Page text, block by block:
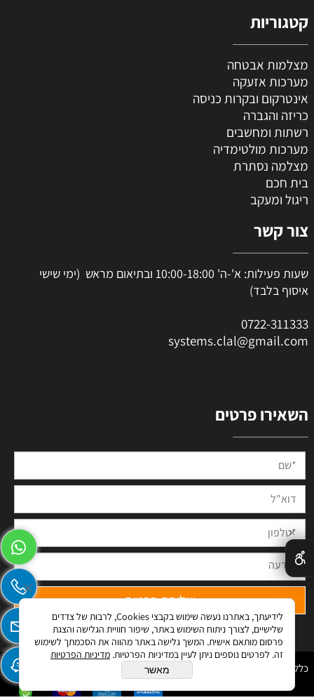
קטגוריות
מצלמות אבטחה
מערכות אזעקה
אינטרקום ובקרות כניסה
כריזה והגברה
רשתות ומחשבים
מערכות מולטימדיה
מצלמה נסתרת
בית חכם
ריגול ומעקב
צור קשר
שעות פעילות: א'-ה' 10:00-18:00 ובתיאום מראש (ימי שישי
איסוף בלבד)
0722-311333
systems.clal@gmail.com
השאירו פרטים
כלל מערכות © 2023 All Rights Reserved
✕
לידיעתך, באתרנו נעשה שימוש בקבצי Cookies, לרבות של צדדים
שלישיים, לצורך ניתוח השימוש באתר, שיפור חוויית הגלישה והצגת
פרסום מותאם אישית. המשך גלישה באתר מהווה את הסכמתך לשימוש
זה. לפרטים נוספים ניתן לעיין במדיניות הפרטיות. מדיניות הפרטיות
מאשר